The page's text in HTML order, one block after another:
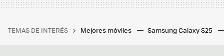
TEMAS DE INTERÉS Mejores móviles Samsung Galaxy S25